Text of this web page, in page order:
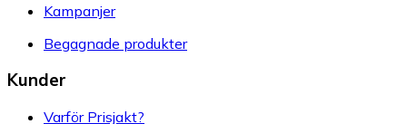
Kampanjer
Begagnade produkter
Kunder
Varför Prisjakt?